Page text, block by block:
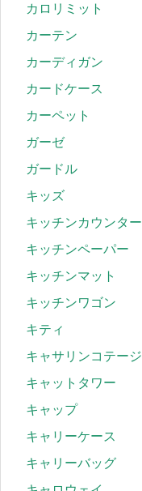
カロリミット
カーテン
カーディガン
カードケース
カーペット
ガーゼ
ガードル
キッズ
キッチンカウンター
キッチンペーパー
キッチンマット
キッチンワゴン
キティ
キャサリンコテージ
キャットタワー
キャップ
キャリーケース
キャリーバッグ